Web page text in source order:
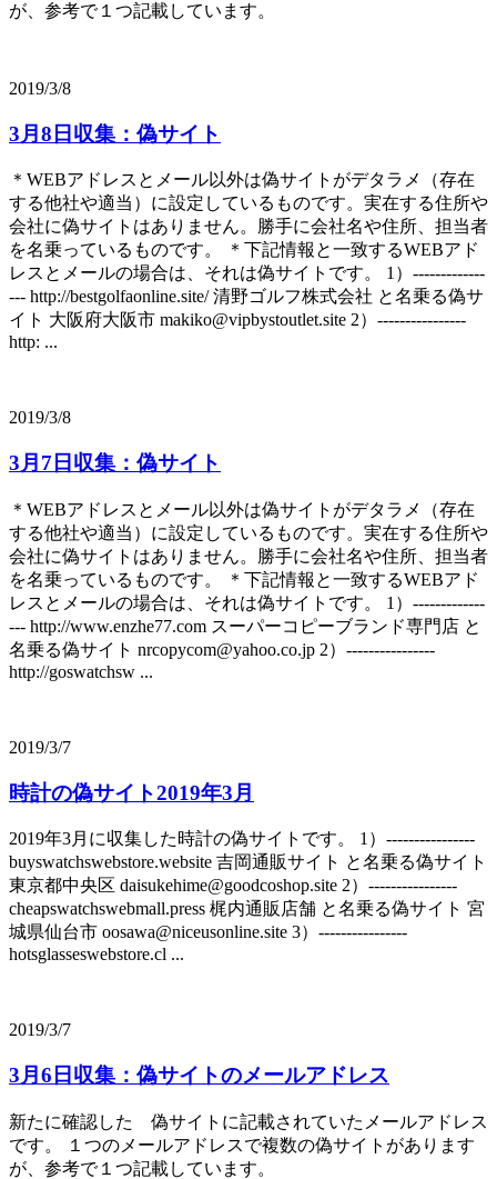
が、参考で１つ記載しています。
2019/3/8
3月8日収集：偽サイト
＊WEBアドレスとメール以外は偽サイトがデタラメ（存在
する他社や適当）に設定しているものです。実在する住所や
会社に偽サイトはありません。勝手に会社名や住所、担当者
を名乗っているものです。 ＊下記情報と一致するWEBアド
レスとメールの場合は、それは偽サイトです。 1）-------------
--- http://bestgolfaonline.site/ 清野ゴルフ株式会社 と名乗る偽サ
イト 大阪府大阪市 makiko@vipbystoutlet.site 2）----------------
http: ...
2019/3/8
3月7日収集：偽サイト
＊WEBアドレスとメール以外は偽サイトがデタラメ（存在
する他社や適当）に設定しているものです。実在する住所や
会社に偽サイトはありません。勝手に会社名や住所、担当者
を名乗っているものです。 ＊下記情報と一致するWEBアド
レスとメールの場合は、それは偽サイトです。 1）-------------
--- http://www.enzhe77.com スーパーコピーブランド専門店 と
名乗る偽サイト nrcopycom@yahoo.co.jp 2）----------------
http://goswatchsw ...
2019/3/7
時計の偽サイト2019年3月
2019年3月に収集した時計の偽サイトです。 1）----------------
buyswatchswebstore.website 吉岡通販サイト と名乗る偽サイト
東京都中央区 daisukehime@goodcoshop.site 2）----------------
cheapswatchswebmall.press 梶内通販店舗 と名乗る偽サイト 宮
城県仙台市 oosawa@niceusonline.site 3）----------------
hotsglasseswebstore.cl ...
2019/3/7
3月6日収集：偽サイトのメールアドレス
新たに確認した 偽サイトに記載されていたメールアドレス
です。 １つのメールアドレスで複数の偽サイトがあります
が、参考で１つ記載しています。